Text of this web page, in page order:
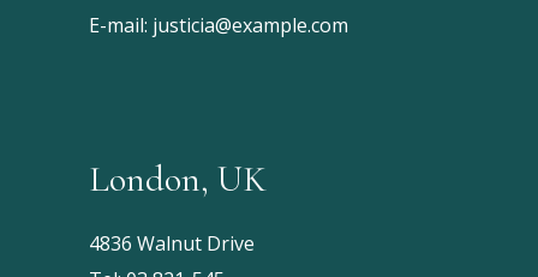
E-mail: justicia@example.com
London, UK
4836 Walnut Drive